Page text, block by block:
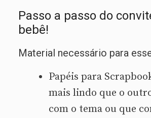
Passo a passo do
bebê!
Material necessário para
Papéis para
mais lindo que o
com o tema ou que